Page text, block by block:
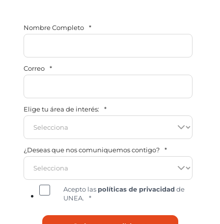
Nombre Completo *
Correo *
Elige tu área de interés: *
¿Deseas que nos comuniquemos contigo? *
Acepto las políticas de privacidad de
UNEA.
*